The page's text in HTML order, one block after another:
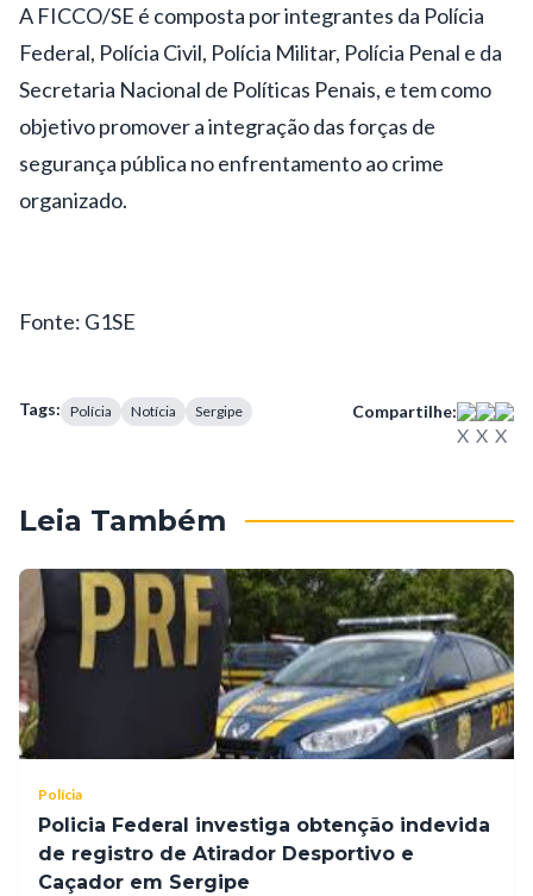
A FICCO/SE é composta por integrantes da Polícia
Federal, Polícia Civil, Polícia Militar, Polícia Penal e da
Secretaria Nacional de Políticas Penais, e tem como
objetivo promover a integração das forças de
segurança pública no enfrentamento ao crime
organizado.
Fonte: G1SE
Tags: Polícia Notícia Sergipe Compartilhe:
Leia Também
Polícia
Policia Federal investiga obtenção indevida
de registro de Atirador Desportivo e
Caçador em Sergipe